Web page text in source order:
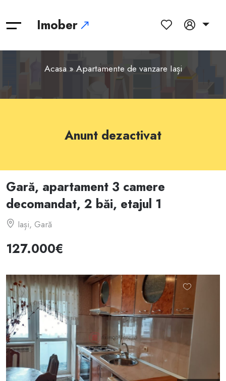
Imober
Acasa»Apartamente de vanzare Iași
Anunt dezactivat
Gară, apartament 3 camere
decomandat, 2 băi, etajul 1
Iași, Gară
127.000€